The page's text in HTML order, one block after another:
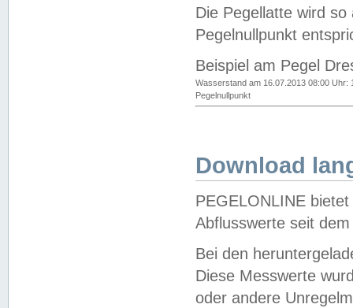
Die Pegellatte wird
Pegelnullpunkt
Beispiel am Pegel
Wasserstand am 16.07.2013 08:00 Uhr:
Pegelnullpunkt
Download
PEGELONLINE
Abflusswerte seit
Bei den
Diese Messwerte
oder andere